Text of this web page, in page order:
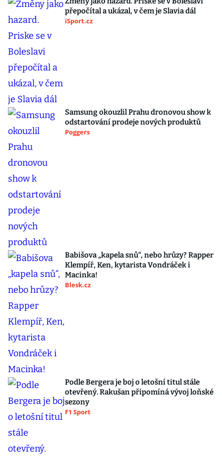
přepočítal a ukázal, v čem je Slavia dál
iSport.cz
Samsung okouzlil Prahu dronovou show k
odstartování prodeje nových produktů
Poggers
Babišova „kapela snů“, nebo hrůzy? Rapper
Klempíř, Ken, kytarista Vondráček i
Macinka!
Blesk.cz
Podle Bergera je boj o letošní titul stále
otevřený. Rakušan připomíná vývoj loňské
sezony
F1 Sport